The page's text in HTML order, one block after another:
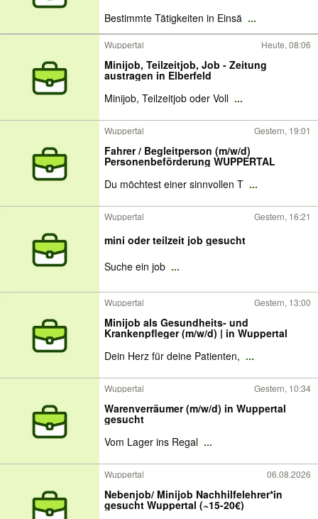
Bestimmte Tätigkeiten in Einsä ...
Wuppertal Heute, 08:06
Minijob, Teilzeitjob, Job - Zeitung
austragen in Elberfeld
Minijob, Teilzeitjob oder Voll ...
Wuppertal Gestern, 19:01
Fahrer / Begleitperson (m/w/d)
Personenbeförderung WUPPERTAL
Du möchtest einer sinnvollen T ...
Wuppertal Gestern, 16:21
mini oder teilzeit job gesucht
Suche ein job ...
Wuppertal Gestern, 13:00
Minijob als Gesundheits- und
Krankenpfleger (m/w/d) | in Wuppertal
Dein Herz für deine Patienten, ...
Wuppertal Gestern, 10:34
Warenverräumer (m/w/d) in Wuppertal
gesucht
Vom Lager ins Regal ...
Wuppertal 06.08.2026
Nebenjob/ Minijob Nachhilfelehrer*in
gesucht Wuppertal (~15-20€)